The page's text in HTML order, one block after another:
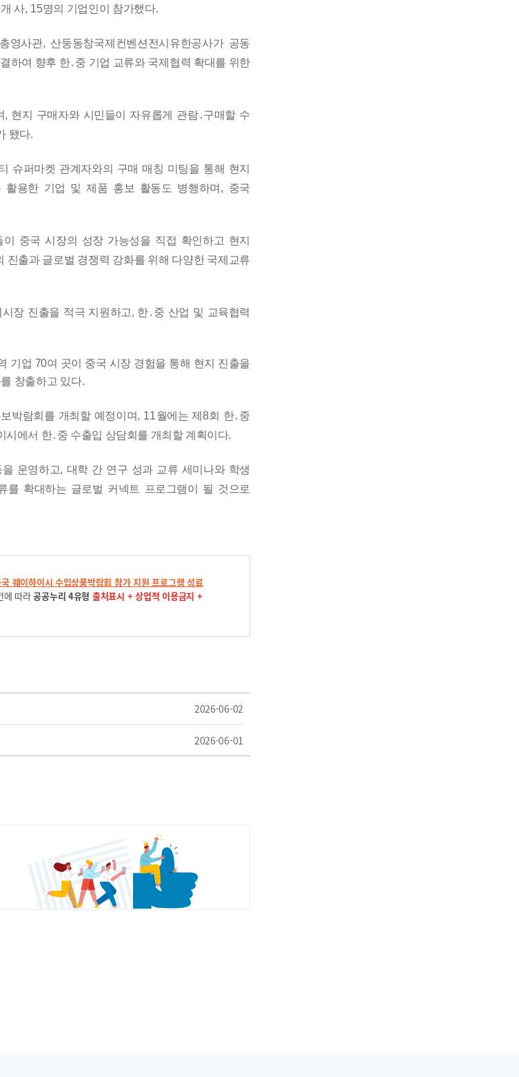
개 사, 15명의 기업인이 참가했다.
영사관, 산둥동창국제컨벤션전시유한공사가 공동
하여 향후 한․ 중 기업 교류와 국제협력 확대를 위한
, 현지 구매자와 시민들이 자유롭게 관람․구매할 수
됐다.
슈퍼마켓 관계자와의 구매 매칭 미팅을 통해 현지
활용한 기업 및 제품 홍보 활동도 병행하며 , 중국
이 중국 시장의 성장 가능성을 직접 확인하고 현지
진출과 글로벌 경쟁력 강화를 위해 다양한 국제교류
장 진출을 적극 지원하고, 한․ 중 산업 및 교육협력
기업 70여 곳이 중국 시장 경험을 통해 현지 진출을
창출하고 있다.
박람회를 개최할 예정이며, 11월에는 제8회 한․ 중
시에서 한․ 중 수출입 상담회를 개최할 계획이다.
운영하고, 대학 간 연구 성과 교류 세미나와 학생
를 확대하는 글로벌 커넥트 프로그램이 될 것으로
웨이하이시 수입상품박람회 참가 지원 프로그램 성료
에 따라공공누리 4유형 출처표시 + 상업적 이용금지 +
2026-06-02
2026-06-01